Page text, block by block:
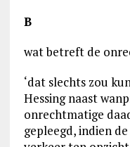
B
wat betreft de
‘dat slechts zou
Hessing naast
onrechtmatige
gepleegd, indien